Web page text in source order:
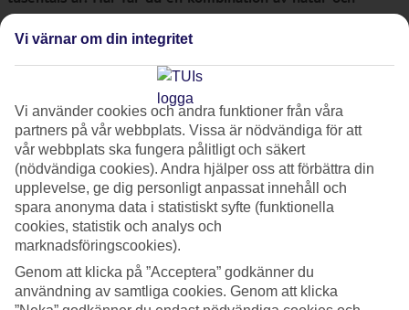
historia, vilket gör det till en av Turkiets mest intressanta
och vackra platser att besöka.
Vad är Pamukkale?
Pamukkale betyder "bomullsslott" på turkiska. Här har
kalkrikt, varmt källvatten flödat nedför berget, och resultatet
är en rad naturliga pooler fyllda med kristallklart vatten. Det
ser nästan ut som ett landskap täckt av snö eller bomull –
därav namnet.
Denna plats är inte bara känd för sitt unika utseende, utan
Vi värnar om din integritet
Vi använder cookies och andra funktioner från våra
partners på vår webbplats. Vissa är nödvändiga för att
vår webbplats ska fungera pålitligt och säkert
(nödvändiga cookies). Andra hjälper oss att förbättra din
upplevelse, ge dig personligt anpassat innehåll och
spara anonyma data i statistiskt syfte (funktionella
cookies, statistik och analys och
marknadsföringscookies).
Genom att klicka på ”Acceptera” godkänner du
användning av samtliga cookies. Genom att klicka